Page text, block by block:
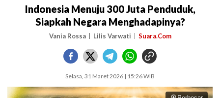
Indonesia Menuju 300 Juta Penduduk,
Siapkah Negara Menghadapinya?
Vania Rossa Lilis Varwati Suara.Com
Selasa, 31 Maret 2026 | 15:26 WIB